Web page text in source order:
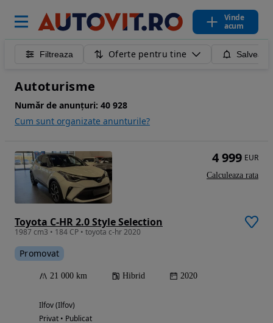
Vinde
acum
Filtreaza Oferte pentru tine
Autoturisme
Număr de anunțuri: 40 928
Cum sunt organizate anunturile?
Toyota C-HR 2.0 Style Selection
1987 cm3 • 184 CP • toyota c-hr 2020
Promovat
21 000 km Hibrid 2020
Ilfov (Ilfov)
Privat • Publicat
4 999 EUR
Calculeaza rata